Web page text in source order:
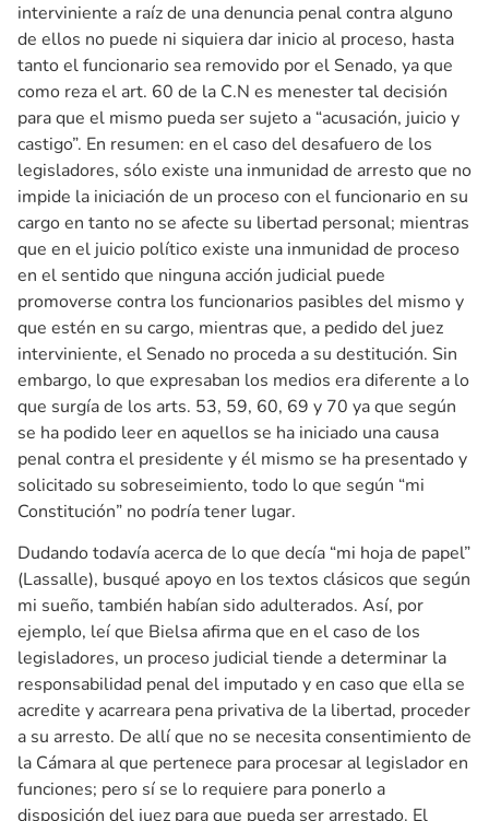
interviniente a raíz de una denuncia penal contra alguno
de ellos no puede ni siquiera dar inicio al proceso, hasta
tanto el funcionario sea removido por el Senado, ya que
como reza el art. 60 de la C.N es menester tal decisión
para que el mismo pueda ser sujeto a “acusación, juicio y
castigo”. En resumen: en el caso del desafuero de los
legisladores, sólo existe una inmunidad de arresto que no
impide la iniciación de un proceso con el funcionario en su
cargo en tanto no se afecte su libertad personal; mientras
que en el juicio político existe una inmunidad de proceso
en el sentido que ninguna acción judicial puede
promoverse contra los funcionarios pasibles del mismo y
que estén en su cargo, mientras que, a pedido del juez
interviniente, el Senado no proceda a su destitución. Sin
embargo, lo que expresaban los medios era diferente a lo
que surgía de los arts. 53, 59, 60, 69 y 70 ya que según
se ha podido leer en aquellos se ha iniciado una causa
penal contra el presidente y él mismo se ha presentado y
solicitado su sobreseimiento, todo lo que según “mi
Constitución” no podría tener lugar.
Dudando todavía acerca de lo que decía “mi hoja de papel”
(Lassalle), busqué apoyo en los textos clásicos que según
mi sueño, también habían sido adulterados. Así, por
ejemplo, leí que Bielsa afirma que en el caso de los
legisladores, un proceso judicial tiende a determinar la
responsabilidad penal del imputado y en caso que ella se
acredite y acarreara pena privativa de la libertad, proceder
a su arresto. De allí que no se necesita consentimiento de
la Cámara al que pertenece para procesar al legislador en
funciones; pero sí se lo requiere para ponerlo a
disposición del juez para que pueda ser arrestado. El